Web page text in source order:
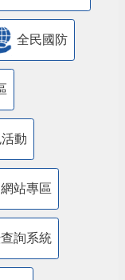
全民國防
動
站專區
詢系統